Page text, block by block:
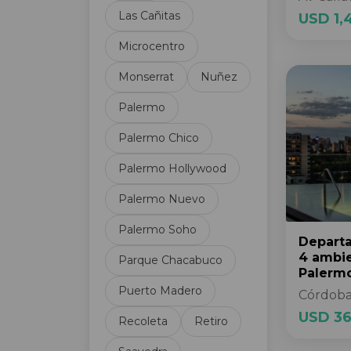
Cancha de Fútbol
Categoría
Circuito Cerrado TV
Cochera de cortesía
Cochera fija
Cocina
Comedor diario
Las Cañitas
Microcentro
Monserrat Nuñez
Palermo
Palermo Chico
Palermo Hollywood
Palermo Nuevo
Palermo Soho
Parque Chacabuco
Puerto Madero
Recoleta Retiro
USD
4
USD